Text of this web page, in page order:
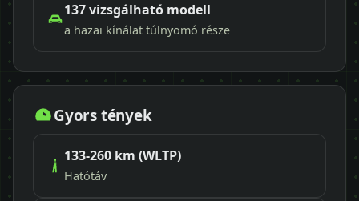
137 vizsgálható modell
a hazai kínálat túlnyomó része
Gyors tények
133-260 km (WLTP)
Hatótáv